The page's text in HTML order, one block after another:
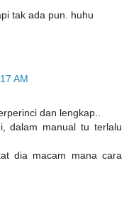
tak ada pun. huhu
AM
dan lengkap..
dalam manual tu terlalu
dia macam mana cara